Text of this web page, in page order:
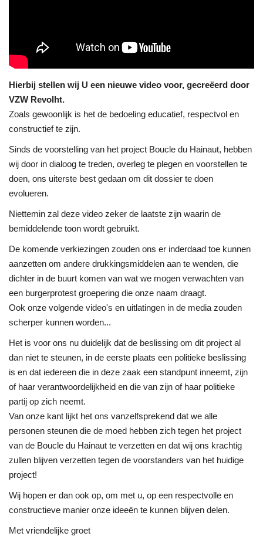
Hierbij stellen wij U een nieuwe video voor, gecreëerd door
VZW Revolht.
Zoals gewoonlijk is het de bedoeling educatief, respectvol en
constructief te zijn.
Sinds de voorstelling van het project Boucle du Hainaut, hebben
wij door in dialoog te treden, overleg te plegen en voorstellen te
doen, ons uiterste best gedaan om dit dossier te doen
evolueren.
Niettemin zal deze video zeker de laatste zijn waarin de
bemiddelende toon wordt gebruikt.
De komende verkiezingen zouden ons er inderdaad toe kunnen
aanzetten om andere drukkingsmiddelen aan te wenden, die
dichter in de buurt komen van wat we mogen verwachten van
een burgerprotest groepering die onze naam draagt.
Ook onze volgende video's en uitlatingen in de media zouden
scherper kunnen worden...
Het is voor ons nu duidelijk dat de beslissing om dit project al
dan niet te steunen, in de eerste plaats een politieke beslissing
is en dat iedereen die in deze zaak een standpunt inneemt, zijn
of haar verantwoordelijkheid en die van zijn of haar politieke
partij op zich neemt.
Van onze kant lijkt het ons vanzelfsprekend dat we alle
personen steunen die de moed hebben zich tegen het project
van de Boucle du Hainaut te verzetten en dat wij ons krachtig
zullen blijven verzetten tegen de voorstanders van het huidige
project!
Wij hopen er dan ook op, om met u, op een respectvolle en
constructieve manier onze ideeën te kunnen blijven delen.
Met vriendelijke groet